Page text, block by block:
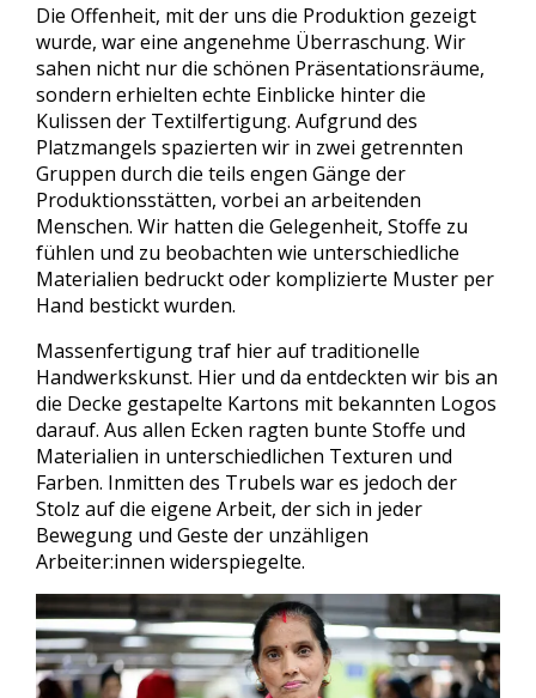
Die Offenheit, mit der uns die Produktion gezeigt
wurde, war eine angenehme Überraschung. Wir
sahen nicht nur die schönen Präsentationsräume,
sondern erhielten echte Einblicke hinter die
Kulissen der Textilfertigung. Aufgrund des
Platzmangels spazierten wir in zwei getrennten
Gruppen durch die teils engen Gänge der
Produktionsstätten, vorbei an arbeitenden
Menschen. Wir hatten die Gelegenheit, Stoffe zu
fühlen und zu beobachten wie unterschiedliche
Materialien bedruckt oder komplizierte Muster per
Hand bestickt wurden.
Massenfertigung traf hier auf traditionelle
Handwerkskunst. Hier und da entdeckten wir bis an
die Decke gestapelte Kartons mit bekannten Logos
darauf. Aus allen Ecken ragten bunte Stoffe und
Materialien in unterschiedlichen Texturen und
Farben. Inmitten des Trubels war es jedoch der
Stolz auf die eigene Arbeit, der sich in jeder
Bewegung und Geste der unzähligen
Arbeiter:innen widerspiegelte.